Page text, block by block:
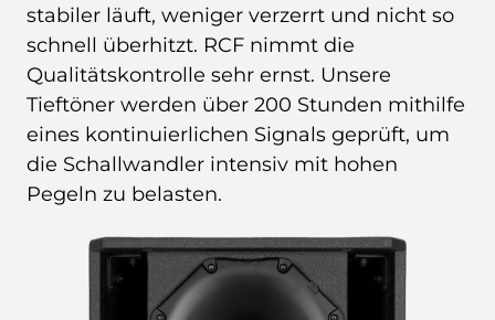
stabiler läuft, weniger verzerrt und nicht so
schnell überhitzt. RCF nimmt die
Qualitätskontrolle sehr ernst. Unsere
Tieftöner werden über 200 Stunden mithilfe
eines kontinuierlichen Signals geprüft, um
die Schallwandler intensiv mit hohen
Pegeln zu belasten.